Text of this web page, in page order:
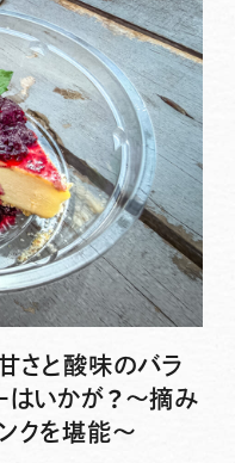
さと酸味のバラ
はいかが？〜摘み
クを堪能〜